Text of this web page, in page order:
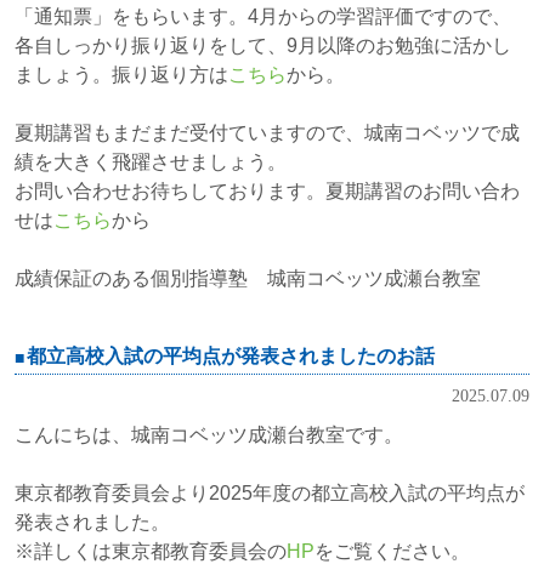
「通知票」をもらいます。4月からの学習評価ですので、
各自しっかり振り返りをして、9月以降のお勉強に活かし
ましょう。振り返り方はこちらから。
夏期講習もまだまだ受付ていますので、城南コベッツで成
績を大きく飛躍させましょう。
お問い合わせお待ちしております。夏期講習のお問い合わ
せはこちらから
成績保証のある個別指導塾 城南コベッツ成瀬台教室
都立高校入試の平均点が発表されましたのお話
2025.07.09
こんにちは、城南コベッツ成瀬台教室です。
東京都教育委員会より2025年度の都立高校入試の平均点が
発表されました。
※詳しくは東京都教育委員会のHPをご覧ください。